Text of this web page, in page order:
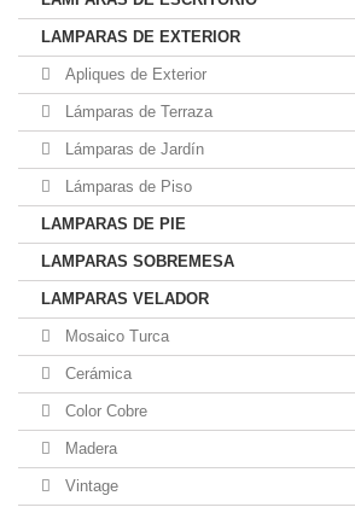
LAMPARAS DE EXTERIOR
Apliques de Exterior
Lámparas de Terraza
Lámparas de Jardín
Lámparas de Piso
LAMPARAS DE PIE
LAMPARAS SOBREMESA
LAMPARAS VELADOR
Mosaico Turca
Cerámica
Color Cobre
Madera
Vintage